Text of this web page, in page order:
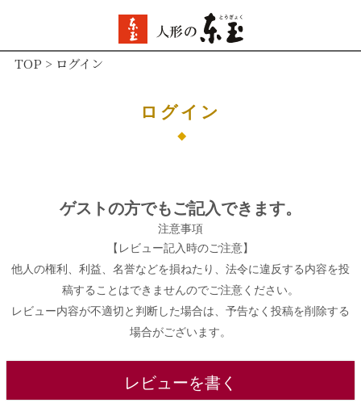
TOP ログイン
ログイン
ゲストの方でもご記入できます。
注意事項
【レビュー記入時のご注意】
他人の権利、利益、名誉などを損ねたり、法令に違反する内容を投
稿することはできませんのでご注意ください。
レビュー内容が不適切と判断した場合は、予告なく投稿を削除する
場合がございます。
レビューを書く